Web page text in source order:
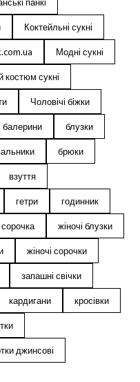
панкі
Коктейльні сукні
Модні сукні
костюм сукні
Чоловічі біжки
балерини блузки
брюки
взуття
гетри годинник
жіночі блузки
жіночі сорочки
запашні свічки
кардигани кросівки
джинсові